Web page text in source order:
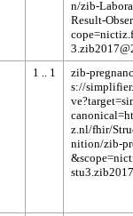
1 .. 1 zib-